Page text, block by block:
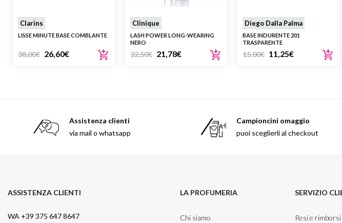
Clarins
LISSE MINUTE BASE COMBLANTE
38,00€ 26,60€
Clinique
LASH POWER LONG-WEARING
NERO
32,50€ 21,78€
Diego Dalla Palma
BASE INDURENTE 201
TRASPARENTE
15,00€ 11,25€
Assistenza clienti
via mail o whatsapp
Campioncini omaggio
puoi sceglierli al checkout
ASSISTENZA CLIENTI
WA +39 375 647 8647
LA PROFUMERIA
Chi siamo
SERVIZIO
Resi e rimborsi